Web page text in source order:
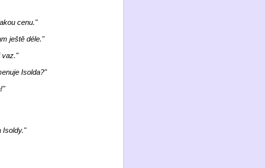
cenu."
ještě déle."
vaz."
Isolda?"
Isoldy."